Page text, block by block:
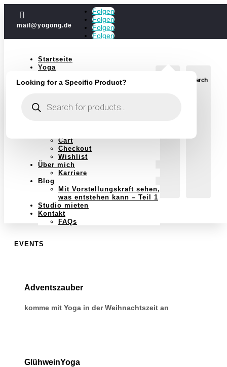

mail@yogong.de
Folgen
Folgen
Folgen
Folgen
Startseite
Yoga
Kurse
Schwangerschaft
Cart
Checkout
Wishlist
Über mich
Karriere
Blog
Mit Vorstellungskraft sehen,
was entstehen kann – Teil 1
Studio mieten
Kontakt
FAQs
Search
Looking for a Specific Product?
search
EVENTS
Adventszauber
komme mit Yoga in der Weihnachtszeit an
GlühweinYoga